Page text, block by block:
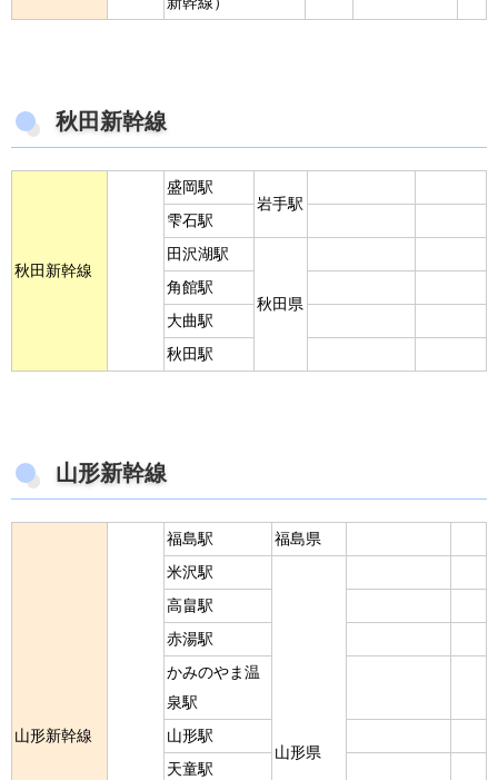
秋田新幹線
秋田新幹線
盛岡駅
岩手駅
雫石駅
田沢湖駅
秋田県
角館駅
大曲駅
秋田駅
山形新幹線
山形新幹線
福島駅
福島県
米沢駅
山形県
高畠駅
赤湯駅
かみのやま温
泉駅
山形駅
天童駅